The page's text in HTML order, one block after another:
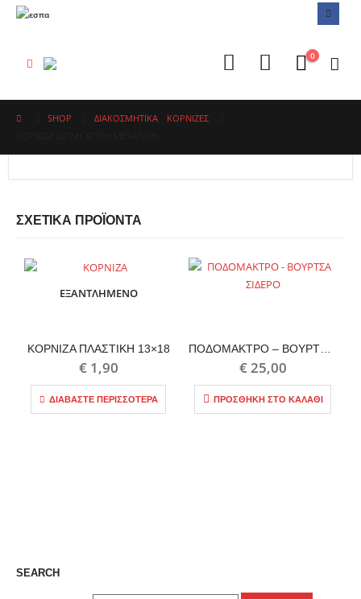
0
SHOP ΔΙΑΚΟΣΜΗΤΙΚΑ
ΚΟΡΝΊΖΕΣ
ΣΧΕΤΙΚΆ ΠΡΟΪΌΝΤΑ
ΕΞΑΝΤΛΗΜΈΝΟ
ΚΟΡΝΙΖΑ ΠΛΑΣΤΙΚΗ 13×18
€1,90
ΔΙΑΒΆΣΤΕ ΠΕΡΙΣΣΌΤΕΡΑ
€25,00
ΠΡΟΣΘΉΚΗ ΣΤΟ ΚΑΛΆΘΙ
SEARCH